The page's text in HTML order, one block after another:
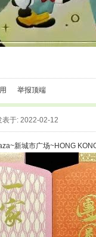
举报顶端
表于: 2022-02-12
新城市广场~HONG